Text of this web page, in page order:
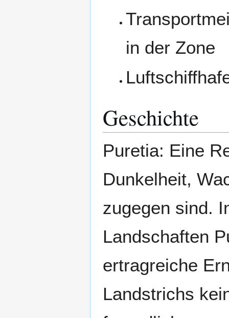
in der Zone
Geschichte
Puretia: Eine
Dunkelheit,
zugegen sind.
Landschaften
ertragreiche
Landstrichs